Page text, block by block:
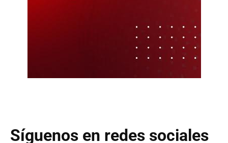
Síguenos en redes sociales